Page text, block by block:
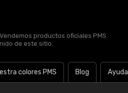
productos oficiales PMS.
de este sitio.
colores PMS Blog Ayuda